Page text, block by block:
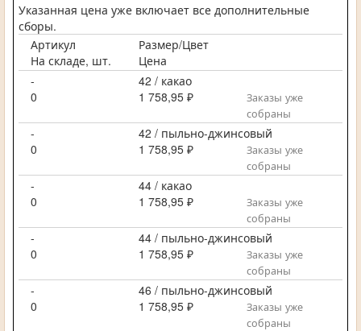
Указанная цена уже включает все дополнительные
сборы.
Артикул
Размер/Цвет
На складе, шт.
Цена
-
42 / какао
0
1 758,95 ₽
Заказы уже
собраны
-
42 / пыльно-джинсовый
0
1 758,95 ₽
Заказы уже
собраны
-
44 / какао
0
1 758,95 ₽
Заказы уже
собраны
-
44 / пыльно-джинсовый
0
1 758,95 ₽
Заказы уже
собраны
-
46 / пыльно-джинсовый
0
1 758,95 ₽
Заказы уже
собраны